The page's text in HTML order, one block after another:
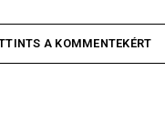
A KOMMENTEKÉRT